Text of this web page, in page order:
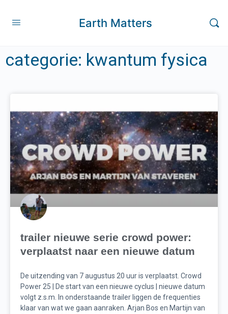
Earth Matters
categorie: kwantum fysica
trailer nieuwe serie crowd power:
verplaatst naar een nieuwe datum
De uitzending van 7 augustus 20 uur is verplaatst. Crowd
Power 25 | De start van een nieuwe cyclus | nieuwe datum
volgt z.s.m. In onderstaande trailer liggen de frequenties
klaar van wat we gaan aanraken. Arjan Bos en Martijn van